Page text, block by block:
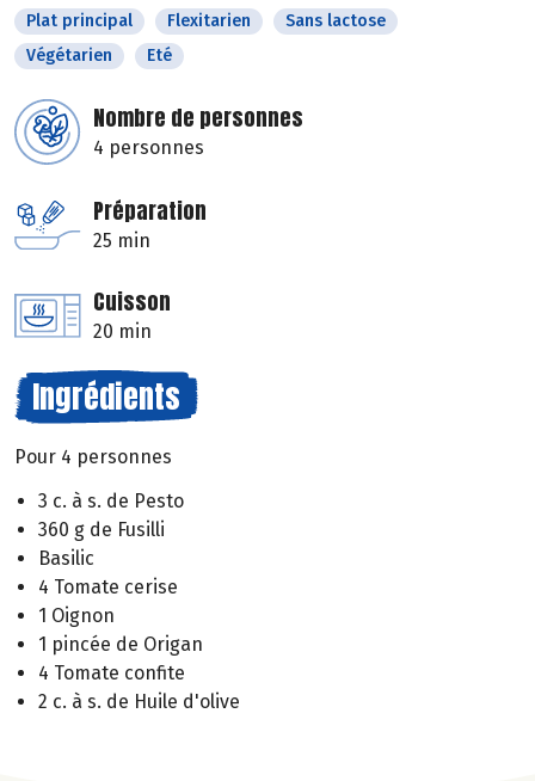
Plat principal Flexitarien
Sans lactose
Végétarien
Eté
Nombre de personnes
4 personnes
Préparation
25 min
Cuisson
20 min
Ingrédients
Pour 4 personnes
3 c. à s. de Pesto
360 g de Fusilli
Basilic
4 Tomate cerise
1 Oignon
1 pincée de Origan
4 Tomate confite
2 c. à s. de Huile d'olive